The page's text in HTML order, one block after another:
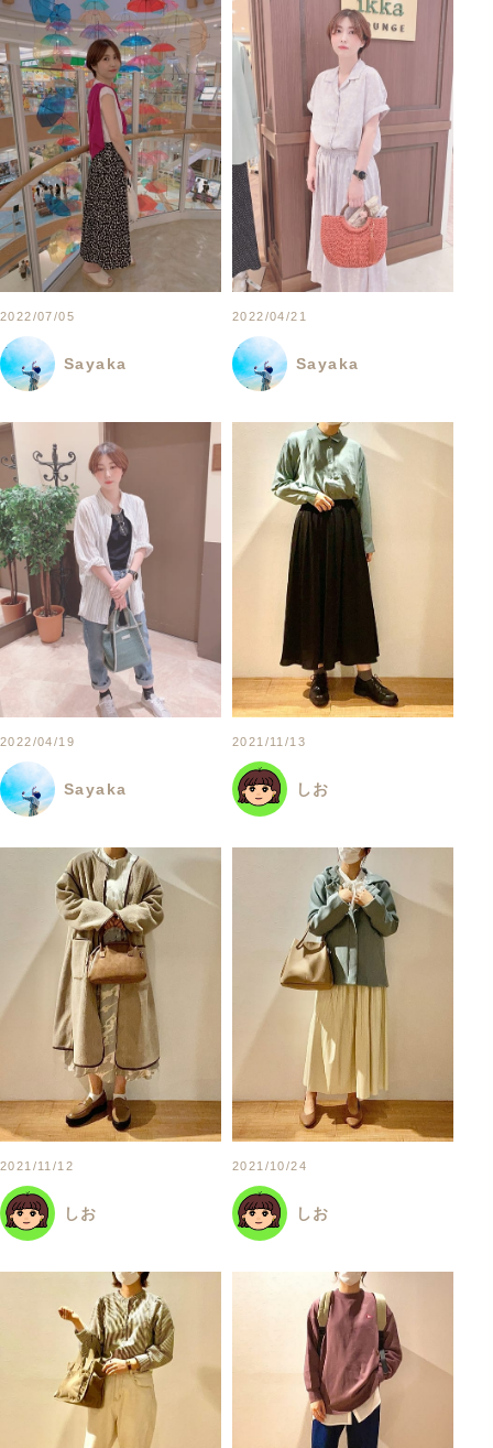
2022/07/05
Sayaka
2022/04/21
Sayaka
2022/04/19
Sayaka
2021/11/13
しお
2021/11/12
しお
2021/10/24
しお